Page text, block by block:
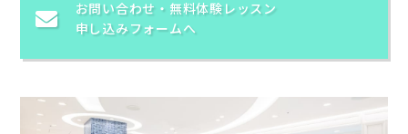
お問い合わせ・ 無料体験レッスン
申し込みフォームへ